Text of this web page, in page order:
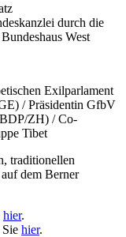
durch die
West
Exilparlament
/ Präsidentin GfbV
ZH) / Co-
Tibet
traditionellen
dem Berner
hier.
hier.